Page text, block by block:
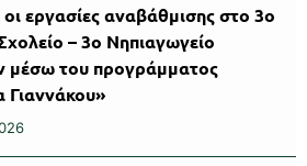
οι εργασίες αναβάθμισης στο 3ο
– 3ο Νηπιαγωγείο
μέσω του προγράμματος
Γιαννάκου»